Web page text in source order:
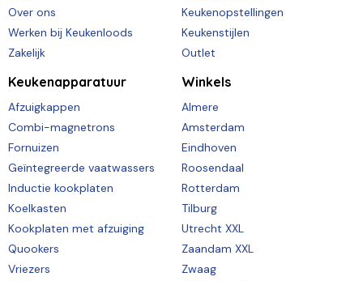
Over ons
Werken bij Keukenloods
Zakelijk
Keukenopstellingen
Keukenstijlen
Outlet
Keukenapparatuur
Afzuigkappen
Combi-magnetrons
Fornuizen
Geïntegreerde vaatwassers
Inductie kookplaten
Koelkasten
Kookplaten met afzuiging
Quookers
Vriezers
Winkels
Almere
Amsterdam
Eindhoven
Roosendaal
Rotterdam
Tilburg
Utrecht XXL
Zaandam XXL
Zwaag